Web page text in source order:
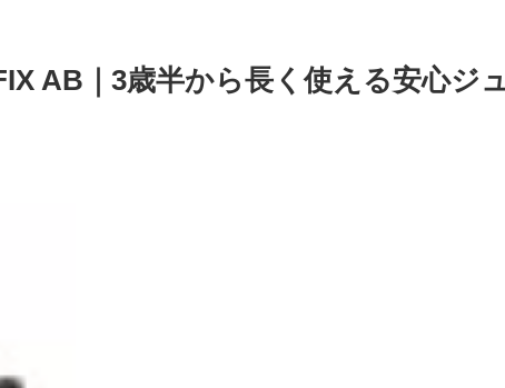
AB｜3歳半から長く使える安心ジュ